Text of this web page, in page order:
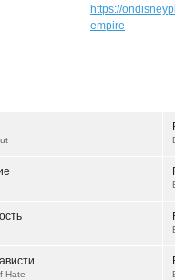
https://
empire
Hate